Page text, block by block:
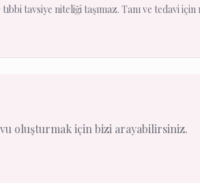
tavsiye niteliği taşımaz. Tanı ve tedavi
oluşturmak için bizi arayabilirsiniz.